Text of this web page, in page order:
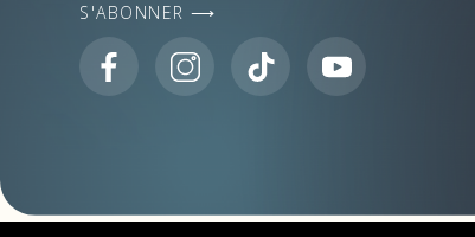
S'ABONNER ⟶